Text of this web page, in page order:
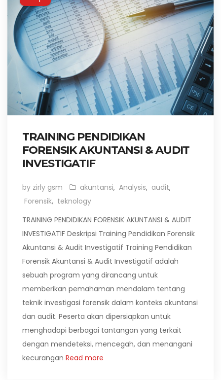
TRAINING PENDIDIKAN
FORENSIK AKUNTANSI & AUDIT
INVESTIGATIF
by zirly gsm akuntansi, Analysis, audit,
Forensik, teknology
TRAINING PENDIDIKAN FORENSIK AKUNTANSI & AUDIT
INVESTIGATIF Deskripsi Training Pendidikan Forensik
Akuntansi & Audit Investigatif Training Pendidikan
Forensik Akuntansi & Audit Investigatif adalah
sebuah program yang dirancang untuk
memberikan pemahaman mendalam tentang
teknik investigasi forensik dalam konteks akuntansi
dan audit. Peserta akan dipersiapkan untuk
menghadapi berbagai tantangan yang terkait
dengan mendeteksi, mencegah, dan menangani
kecurangan Read more